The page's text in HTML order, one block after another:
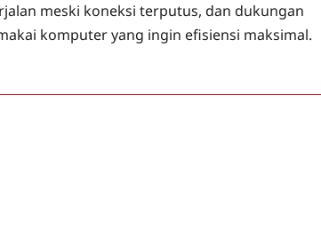
meski koneksi terputus, dan dukungan
komputer yang ingin efisiensi maksimal.